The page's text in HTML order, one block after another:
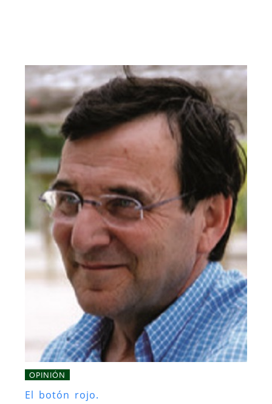
OPINIÓN
El botón rojo.